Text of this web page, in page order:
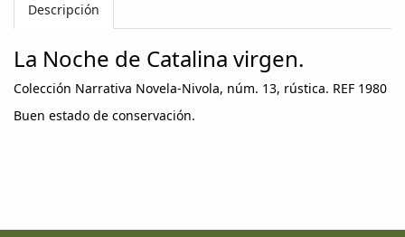
Descripción
La Noche de Catalina virgen.
Colección Narrativa Novela-Nivola, núm. 13, rústica. REF 1980
Buen estado de conservación.